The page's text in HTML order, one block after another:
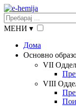
МЕНИ ▾
Дома
Основно
VII
VIII